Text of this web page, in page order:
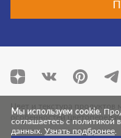
Цвет и текстура продуктов
особенностей
Мы используем cookie.
соглашаетесь с
данных. Узнать подбронее